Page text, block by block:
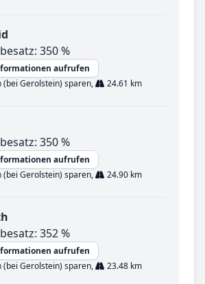
350 %
aufrufen
(bei Gerolstein) sparen,
24.61 km
350 %
aufrufen
(bei Gerolstein) sparen,
24.90 km
352 %
aufrufen
(bei Gerolstein) sparen,
23.48 km